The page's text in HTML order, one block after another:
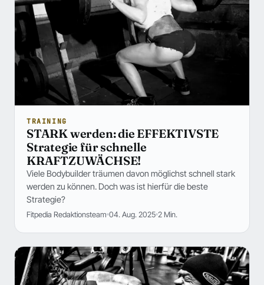
TRAINING
STARK werden: die EFFEKTIVSTE
Strategie für schnelle
KRAFTZUWÄCHSE!
Viele Bodybuilder träumen davon möglichst schnell stark
werden zu können. Doch was ist hierfür die beste
Strategie?
Fitpedia Redaktionsteam 04. Aug. 2025 2 Min.